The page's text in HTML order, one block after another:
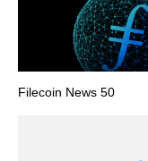
Filecoin News 50